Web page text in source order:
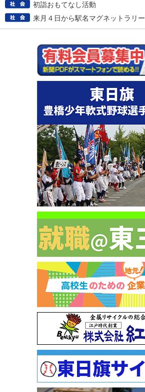
初詣おもてなし活動
来月４日から駅名マグネットラリー